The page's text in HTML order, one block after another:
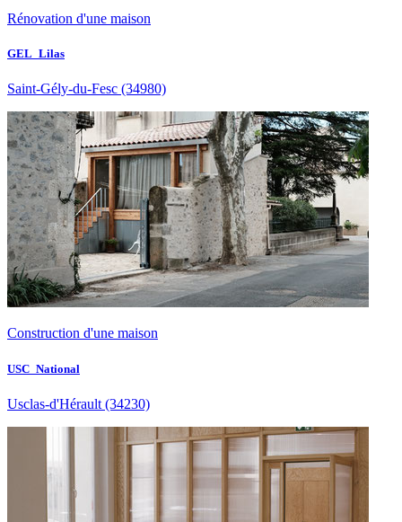
Rénovation d'une maison
GEL_Lilas
Saint-Gély-du-Fesc (34980)
Construction d'une maison
USC_National
Usclas-d'Hérault (34230)